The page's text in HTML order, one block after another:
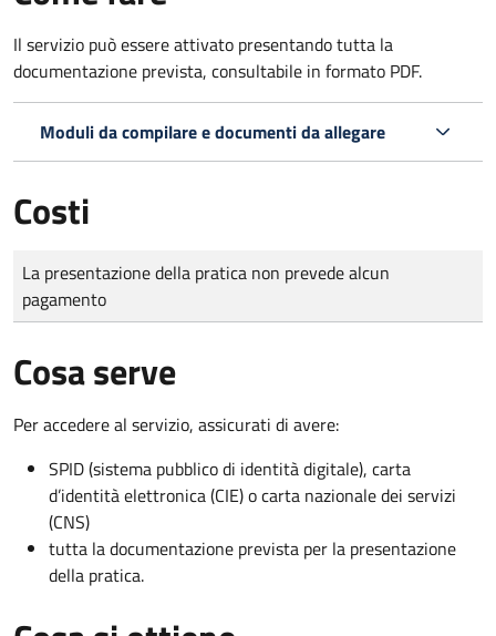
Il servizio può essere attivato presentando tutta la
documentazione prevista, consultabile in formato PDF.
Moduli da compilare e documenti da allegare
Costi
Tipo di pagamento
Importo
La presentazione della pratica non prevede alcun
pagamento
Cosa serve
Per accedere al servizio, assicurati di avere:
SPID (sistema pubblico di identità digitale), carta
d’identità elettronica (CIE) o carta nazionale dei servizi
(CNS)
tutta la documentazione prevista per la presentazione
della pratica.